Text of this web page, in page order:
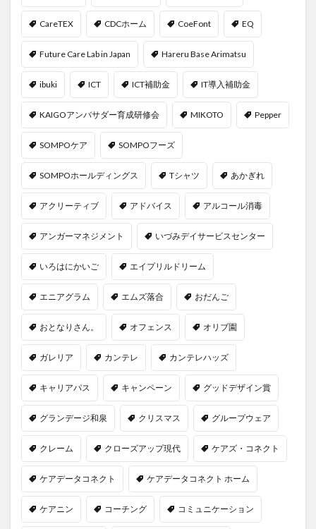
CareTEX CDCホーム CoeFont EQ
Future Care Lab in Japan Hareru Base Arimatsu
ibuki ICT ICT補助金 IT導入補助金
KAIGOアンバサダー育成研修会 MIKOTO Pepper
SOMPOケア SOMPOフーズ
SOMPOホールディングス Tシャツ あかぎれ
アクリーティブ アドバイス アルコール消毒
アンガーマネジメント いづみデイサービスセンター
いろはにかいご エイプリルドリーム
エニアグラム エムズ落合 おだんご
おとなりさん。 オフェンス オリブ園
ガレリア カンテレ カンテレハッズ
キャリアパス キャンペーン グッドデザイン賞
グランデージ和泉 クリスマス グループウェア
クレーム クローズアップ現代 ケアズ・コネクト
ケアデータコネクト ケアデータコネクト ホーム
ケアニン コーチング コミュニケーション
SOMPOホールディングス
Tシャツ
あかぎれ
アクリーティブ
アドバイス
アルコール消毒
アンガーマネジメント
いづみデイサービスセンター
いろはにかいご
エイプリルドリーム
エニアグラム
エムズ落合
おだんご スッキリ
スマート介護
介護
らるご桜木
プレスリリース
フレンドチャット
ヘアスタイル
マスキングテープ
マスク
マズローの5段階欲求説
マニュアル
ミディアム
ミヤビー宮の森
やさしい手
ゆめのたね
ゆめのため
リーダーシップ
プラススマイル
リアルデータプラットフォーム
レクリエーション
レセプト請求
一般社団法人全国介護支援協会
上着
乾燥対策
予防
事業運営 人事考課
人事評価
人員配置基準
人材採用
プラナス株式会社
ディフェンス
セミナー
タイムカード
タオル
ダレタメすぎと
タレントマネジメント
チーム
チームビルディング
チームを育む
チーム力
チアケアズ
ちぎっ手アート
ちぎり絵
ファクタリング
ドラえもん
ナノファイバー
ナノファイバーマスク
ニコカレ
パーカー
ハビットトラッカー
パラマウントベッド